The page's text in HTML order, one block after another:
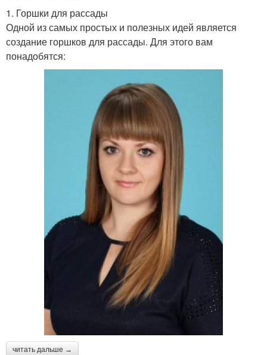
1. Горшки для рассады
Одной из самых простых и полезных идей является
создание горшков для рассады. Для этого вам
понадобятся:
читать дальше →